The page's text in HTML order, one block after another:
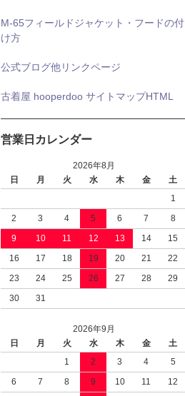
M-65フィールドジャケット・フードの付
け方
公式ブログ他リンクページ
古着屋 hooperdoo サイトマップHTML
営業日カレンダー
2026年8月
日
月 火 水 木 金
土
1
2
3 4 5 6 7
8
9
10 11 12 13 14
15
16
17 18 19 20 21
22
23
24 25 26 27 28
29
30
31
2026年9月
日
月 火 水 木 金
土
1
2 3 4
5
6
7 8 9 10 11 12